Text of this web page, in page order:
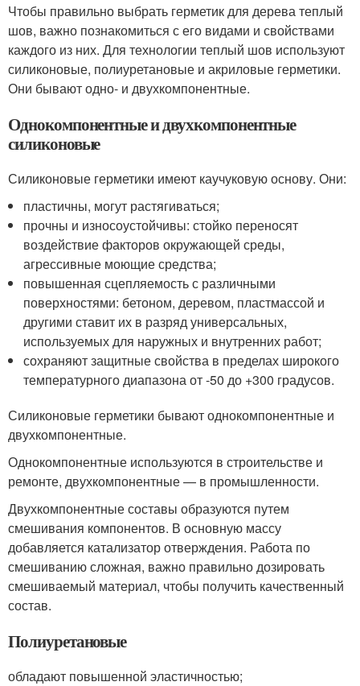
Чтобы правильно выбрать герметик для дерева теплый
шов, важно познакомиться с его видами и свойствами
каждого из них. Для технологии теплый шов используют
силиконовые, полиуретановые и акриловые герметики.
Они бывают одно- и двухкомпонентные.
Однокомпонентные и двухкомпонентные
силиконовые
Силиконовые герметики имеют каучуковую основу. Они:
пластичны, могут растягиваться;
прочны и износоустойчивы: стойко переносят
воздействие факторов окружающей среды,
агрессивные моющие средства;
повышенная сцепляемость с различными
поверхностями: бетоном, деревом, пластмассой и
другими ставит их в разряд универсальных,
используемых для наружных и внутренних работ;
сохраняют защитные свойства в пределах широкого
температурного диапазона от -50 до +300 градусов.
Силиконовые герметики бывают однокомпонентные и
двухкомпонентные.
Однокомпонентные используются в строительстве и
ремонте, двухкомпонентные — в промышленности.
Двухкомпонентные составы образуются путем
смешивания компонентов. В основную массу
добавляется катализатор отверждения. Работа по
смешиванию сложная, важно правильно дозировать
смешиваемый материал, чтобы получить качественный
состав.
Полиуретановые
обладают повышенной эластичностью;